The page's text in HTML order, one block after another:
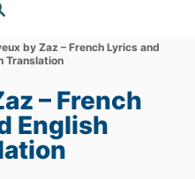
by Zaz – French Lyrics and
Translation
– French
English